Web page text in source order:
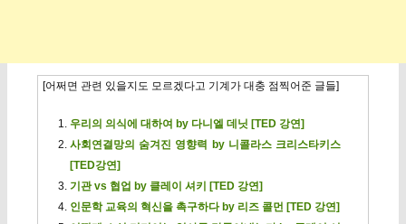
[어쩌면 관련 있을지도 모르겠다고 기계가 대충 점찍어준 글들]
우리의 의식에 대하여 by 다니엘 데닛 [TED 강연]
사회연결망의 숨겨진 영향력 by 니콜라스 크리스타키스
[TED강연]
기관 vs 협업 by 클레이 셔키 [TED 강연]
인문학 교육의 혁신을 촉구하다 by 리즈 콜먼 [TED 강연]